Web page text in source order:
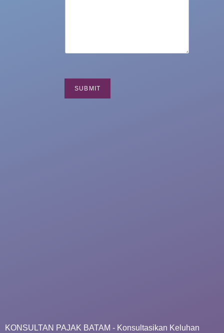
SUBMIT
KONSULTAN PAJAK BATAM - Konsultasikan Keluhan